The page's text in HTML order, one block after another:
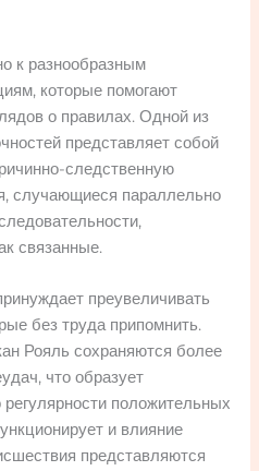
к разнообразным
которые помогают
о правилах. Одной из
представляет собой
следственную
случающиеся параллельно
связанные.
преувеличивать
без труда припомнить.
Рояль сохраняются более
что образует
положительных
и влияние
представляются